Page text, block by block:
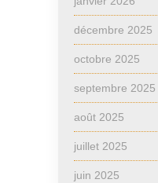
décembre 2025
octobre 2025
septembre 2025
août 2025
juillet 2025
juin 2025